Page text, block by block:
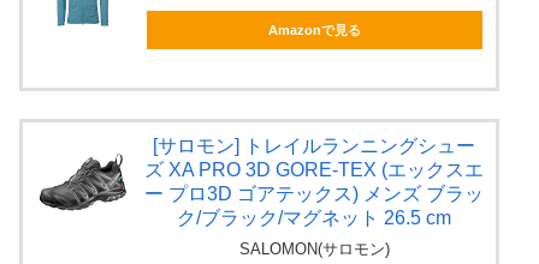
Amazonで見る
[サロモン] トレイルランニングシュー
ズ XA PRO 3D GORE-TEX (エックスエ
ー プロ3D ゴアテックス) メンズ ブラッ
ク/ブラック/マグネット 26.5 cm
SALOMON(サロモン)